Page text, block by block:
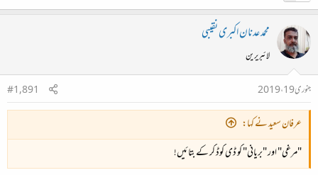
محمد عدنان اکبری نقیبی
لائبریرین
جنوری 19، 2019
#1,891
عرفان سعید نے کہا:
"مرغی" اور "بریانی" کو ڈی کوڈ کر کے بتائیں!